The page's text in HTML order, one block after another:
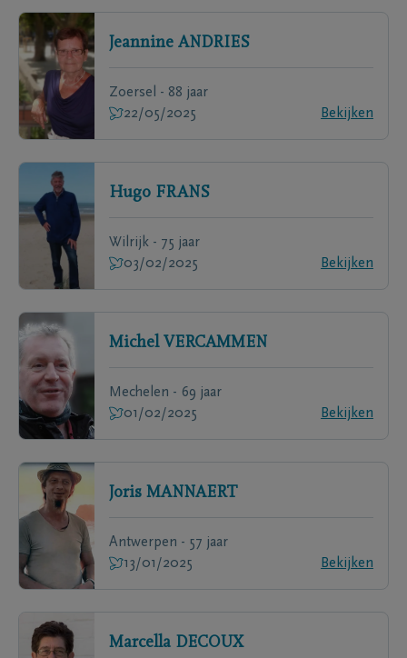
Jeannine ANDRIES
Zoersel - 88 jaar
22/05/2025
Bekijken
Hugo FRANS
Wilrijk - 75 jaar
03/02/2025
Bekijken
Michel VERCAMMEN
Mechelen - 69 jaar
01/02/2025
Bekijken
Joris MANNAERT
Antwerpen - 57 jaar
13/01/2025
Bekijken
Marcella DECOUX